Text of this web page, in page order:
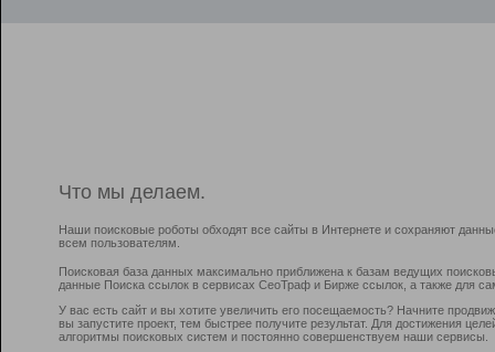
Что мы делаем.
Наши поисковые роботы обходят все сайты в Интернете и сохраняют
всем пользователям.
Поисковая база данных максимально приближена к базам ведущих
данные Поиска ссылок в сервисах СеоТраф и Бирже ссылок, а также для
У вас есть сайт и вы хотите увеличить его посещаемость? Начните
вы запустите проект, тем быстрее получите результат. Для достижения
алгоритмы поисковых систем и постоянно совершенствуем наши сервисы.